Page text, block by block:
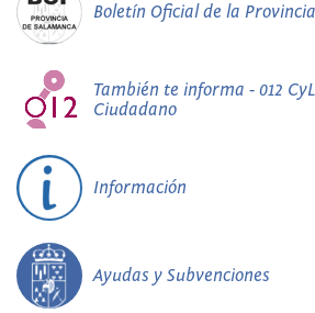
Boletín Oficial de la Provincia
También te informa - 012
Ciudadano
Información
Ayudas y Subvenciones